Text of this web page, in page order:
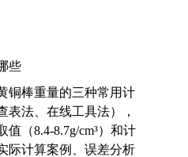
些
铜棒重量的三种常用计
表法、在线工具法），
（8.4-8.7g/cm³）和计
际计算案例、误差分析